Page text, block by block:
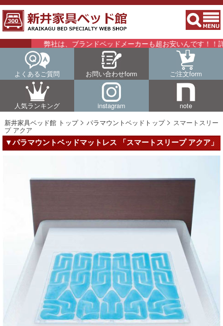
弊社は、ブランドベッドメーカーも超お安いんです！！詳細は
よくあるご質問 お問い合わせform ご注文form
人気ランキング instagram
note
新井家具ベッド館 トップ
パラマウントベッドトップ スマートスリー
プ アクア
▼パラマウントベッドマットレス 「スマートスリープ アクア」